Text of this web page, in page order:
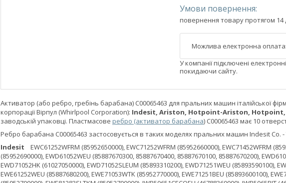
повернення товару протягом 14
У компанії підключені
покидаючи сайту.
Активатор (або ребро, гребінь барабана) C00065463 для пральних машин італійської
корпорації Вірпул (Whirlpool Corporation): Indesit, Ariston, Hotpoint-Ariston, Hotpoint,
заводській упаковці. Пластмасове ребро (активатор барабана) C00065463 має 10
Ребро барабана C00065463 застосовується в таких моделях пральних машин Indesit Co.
Indesit EWC61252WFRM (85952650000), EWC71252WFRM (85952660000), EWC71452WFRM (85939930000), EWC81252WFRM (85952680000), EWC81482WFRM (85952690000), EWD61052WEU (85887670300, 85887670400, 85887670100, 85887670200), EWD61052WTK (85890560100), EWD71051WEU (85893610200, 85893610100), EWD71052HK (61027050000), EWD71052SLEUM (85893310200), EWD71251WEU (85893590100), EWD81252WITM (85952640000), EWD81482WUKM (85952900000), EWE61252WEU (85887680200), EWE71053WTK (85952770000), EWE71251BEU (85893600100), EWE71252WEU (85934160000, 85934160100), EWE81252WEU (85952700000), EWE81283SLTKM (85952790000), IWB50651CECOEU (46788360000), IWB5065BIT (46619460000), IWB5065BIT/E (46619469000, 46619468800, 46619468700), IWB5065EU (46619450000), IWB5065EU/E (46619459000, 46619458700, 46619458800, 46619458900), IWB50852CECOTK (85890470100), IWB5085TK (46619480000, 46619480100), IWB51051CECOEU (85871680000), IWB5105EU (46619510000, 46619510100, 46619510200, 46619510300), IWB5105EU/E (46619518800, 46619518900, 46619518700, 46619519000), IWB5105TK (46619520000, 46619520100), IWB5113UK (46670280100, 46670280200, 46670280000), IWB51231ECOU (46788550000), IWB51231ECOUK (46788550000), IWB5123UK (46670290000), IWB5123UKB (46747560000), IWB5123UKE (46670298700, 46670298800), IWB51251CECOEU (46788520000, 46788520100, 85871690000), IWB5125EU (46619530000), IWB5125EU/E (46619538800, 46619538700, 46619539000), IWB51431ECOEU (46746690000), IWB51431ECOEU/E (46746698800), IWB6063EU (46619540000), IWB6065BAG (46628430000), IWB6065EU (46619550000), IWB6065GR (46735430000), IWB6065KW (46628420000), IWB60830EU (46748200100, 46748200000), IWB6085BAUS (46628440100), IWB6095BAG (46628460000), IWB6103EU (46619570000, 46619570100, 46619570200), IWB6103EU/E (46619579000, 46619578700, 46619578800), IWB61051CECOEU (85874560000), IWB61051ZA (46835680000), IWB6113ECOUK (46798980000, 46798980001), IWB6113UK (46628830000), IWB6123EU (46619600000, 46619600100), IWB6123EU/E (46619608700, 46619609001, 46619608800, 46619609000), IWB6123NL (46619610000), IWB6123UK (46663900000), IWB6123UKE (46663909000, 46663908700, 46663908800), IWB6143EU (46619630000), IWB6143EU/E (46619639000, 46619638700, 46619638800), IWB6143NL (46619640000), IWB61451CECOEU (46847330000, 85874970000), IWB6163NL (30619650000, 30619650001), IWB6165EU (30619660000, 30619660001, 30619660002), IWB70852CECOHK (61027070000), IWB71052CECOTK (85890710100), IWB71250UK.T (46813889000, 46813889001, 46813880000), IWB71250UKE (30761848800, 30761848700), IWB71251ECOM (85874900000), IWB71251ECOU (46833350001), IWB71251ECOUK.T (46833350001), IWC50851CECOEX (85897950100), IWC5085BIT (46619690000), IWC5085BIT/E (46619698700, 46619699000, 46619698800), IWC5085EU (46619680000), IWC5085EU/E (46619688800, 46619688700, 46619689000), IWC5105BIT (46619720000), IWC5105BIT/E (46619729000, 46619728800, 46619728700), IWC5105ECOEE (46695800000), IWC5105EU (46619710000, 46619710200), IWC5105EU/E (46619719000, 46619718800, 46619718700), IWC5105FR (46628470000, 46628470100), IWC51251CECOEU (85871910000), IWC5125EU (46670840000), IWC5125EU/E (46670848700, 46670849000, 46670848800), IWC5125FR (46628480100, 46628480000, 85871900000), IWC5125FR/E (46628489000, 46628488700, 46628488800), IWC51451EU (85875000000), IWC5145EU (46619730000), IWC5145EU/E (46619738700, 46619739000, 46619738800), IWC6083EU (46619740000), IWC6083EU/E (46619749000, 46619748800, 46619748700), IWC60851CECOEU (85874870000), IWC60851CECOIT (85874550000), IWC60851ECOEU (46788480000), IWC6085BIND (46628490000), IWC6085BIT (30619770000), IWC6085SEU (30626180000), IWC60861ECOIT (46816220000), IWC6086ECOIT (30736670000, 46763550000), IWC6086ECOIT/E (30736678700), IWC6093EU (46619790000, 46619790100), IWC6093EU/E (46619798800, 46619799000, 46619798700), IWC6095EX60HZ (46628500000, 46628500100), IWC6103EU (46619810000, 46619810100), IWC6103EU/E (46619818800, 46619819000, 46619818700), IWC6105(PL)/E (30682288800, 30682288700, 30682289000), IWC61050TK (46748230000, 46748230100), IWC61050TK/E (46748239000), IWC61051CECOEU (85874570000), IWC61051CECOEX (85897720000), IWC61051ECOEU (46788470000, 46788470100), IWC61051ECOPL (30760400000), IWC61051ECOPL/E (30760408800, 30760408700, 30760409000), IWC61051EU.M (85893330100), IWC61051FR (46838720000), IWC61052CECOIT (85875270000), IWC61052CECOTK (85875310000), IWC61052CFR (85875280000), IWC6105BIT (30619930000), IWC6105DE (46619830000), IWC6105DE/E (46619838800, 46619838700, 46619839000), IWC6105EU (30619870000, 30619870100, 46763650000), IWC6105EU/E (30619878900, 30619879000, 30619878800, 30619878700, 46763650200, 46763650100), IWC6105FR (46628550000, 46628550100), IWC6105FR/E (46628559000, 46628558800, 46628558700), IWC6105PL (30682280000), IWC6105SEU (30619940000), IWC6105SEU/E (30619948700, 30619948800, 30619949000), IWC6105TK (46619910000), IWC6105UK (46690880000), IWC6105UKE (46690888700, 46690888800, 46690889000), IWC61061ECOIT (46816230000), IWC6106ECOIT (30736660000, 46763560000), IWC6106ECOIT/E (30736668700), IWC6123EU (46619950000), IWC6123EU/E (46619958700, 46619958800, 46619959000), IWC61251CECOEU (85874890000), IWC61251ECOEU (46788460000, 46788460101, 46788460100), IWC61251FR (30691980000, 46837320001, 46837320000), IWC61251SECO (30788140000), IWC61251SECOUK (30788140000), IWC61251SLFR (30801350000), IWC61252CFR (85875290000), IWC61252SCFR (30855630100, 30855630196, 30855630195), IWC61252SLCFR (30855610196, 30855610100, 30855610195), IWC61252SLCFRM (85893370100), IWC6125BIT (30619990000), IWC6125DE (46619960000), IWC6125EU (46619970000, 46619970100), IWC6125FR (46628570000, 46628570100), IWC6125FR/E (46628578700, 46628578800, 46628579000), IWC6125SFR (30626250000, 30626250100), IWC6125SFR/E (30626258800, 30626258700, 30626259000, 30626259095), IWC6125SUK (30626300000, 30626300100), IWC6125SUKE